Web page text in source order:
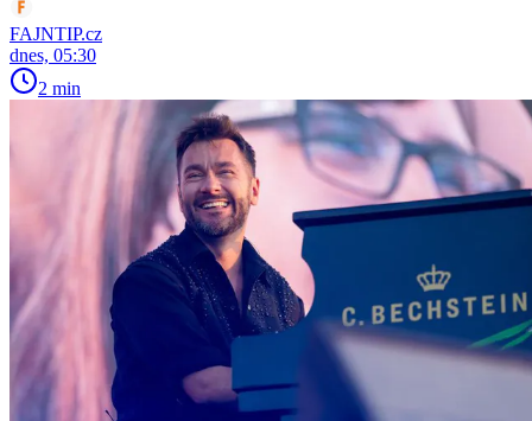
FAJNTIP.cz
dnes, 05:30
2 min